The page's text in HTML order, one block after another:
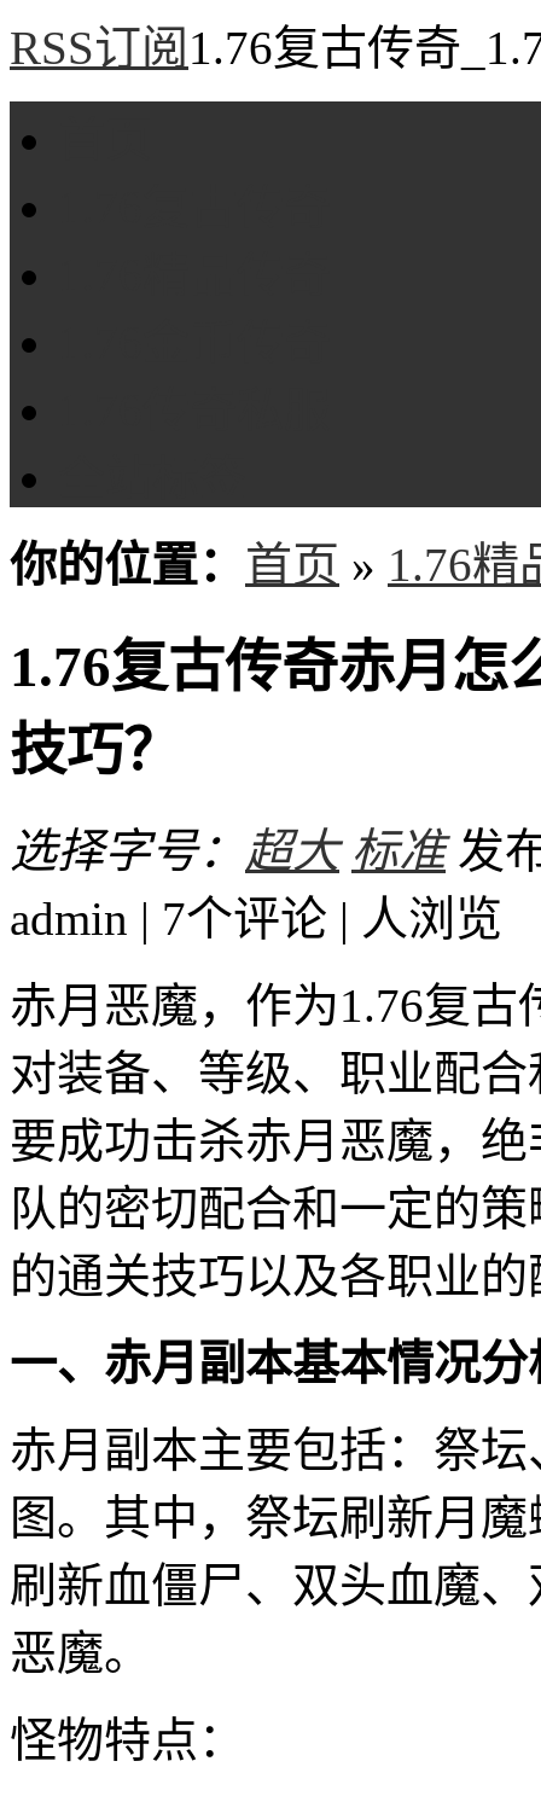
RSS订阅 1.76复古传奇
你的位置： 首页 » 1.76精
1.76复古传奇赤月怎
技巧？
选择字号： 超大 标准 发
admin | 7个评论 | 人浏览
赤月恶魔，作为1.76复古
对装备、等级、职业配
要成功击杀赤月恶魔，
队的密切配合和一定的
的通关技巧以及各职业
一、赤月副本基本情况分
赤月副本主要包括：祭
图。其中，祭坛刷新月
刷新血僵尸、双头血魔
恶魔。
怪物特点：